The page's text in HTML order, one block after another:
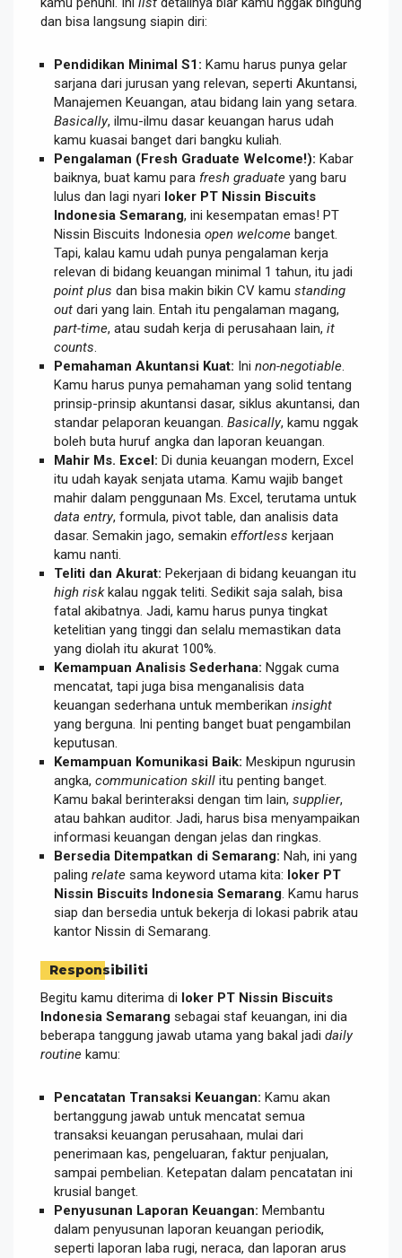
dan bisa langsung siapin diri:
Pendidikan Minimal S1: Kamu harus punya gelar
sarjana dari jurusan yang relevan, seperti Akuntansi,
Manajemen Keuangan, atau bidang lain yang setara.
Basically, ilmu-ilmu dasar keuangan harus udah
kamu kuasai banget dari bangku kuliah.
Pengalaman (Fresh Graduate Welcome!): Kabar
baiknya, buat kamu para fresh graduate yang baru
lulus dan lagi nyari loker PT Nissin Biscuits
Indonesia Semarang, ini kesempatan emas! PT
Nissin Biscuits Indonesia open welcome banget.
Tapi, kalau kamu udah punya pengalaman kerja
relevan di bidang keuangan minimal 1 tahun, itu jadi
point plus dan bisa makin bikin CV kamu standing
out dari yang lain. Entah itu pengalaman magang,
part-time, atau sudah kerja di perusahaan lain, it
counts
Pemahaman Akuntansi Kuat: Ini non-negotiable
Kamu harus punya pemahaman yang solid tentang
prinsip-prinsip akuntansi dasar, siklus akuntansi, dan
standar pelaporan keuangan. Basically, kamu nggak
boleh buta huruf angka dan laporan keuangan.
Mahir Ms. Excel: Di dunia keuangan modern, Excel
itu udah kayak senjata utama. Kamu wajib banget
mahir dalam penggunaan Ms. Excel, terutama untuk
data entry, formula, pivot table, dan analisis data
dasar. Semakin jago, semakin effortless kerjaan
kamu nanti.
Teliti dan Akurat: Pekerjaan di bidang keuangan itu
high riskkalau nggak teliti. Sedikit saja salah, bisa
fatal akibatnya. Jadi, kamu harus punya tingkat
ketelitian yang tinggi dan selalu memastikan data
yang diolah itu akurat 100%.
Kemampuan Analisis Sederhana: Nggak cuma
mencatat, tapi juga bisa menganalisis data
keuangan sederhana untuk memberikan insight
yang berguna. Ini penting banget buat pengambilan
keputusan.
Kemampuan Komunikasi Baik: Meskipun ngurusin
angka, communication skill itu penting banget.
Kamu bakal berinteraksi dengan tim lain, supplier,
atau bahkan auditor. Jadi, harus bisa menyampaikan
informasi keuangan dengan jelas dan ringkas.
Bersedia Ditempatkan di Semarang: Nah, ini yang
paling relate sama keyword utama kita: loker PT
Nissin Biscuits Indonesia Semarang . Kamu harus
siap dan bersedia untuk bekerja di lokasi pabrik atau
kantor Nissin di Semarang.
Responsibiliti
Begitu kamu diterima di loker PT Nissin Biscuits
Indonesia Semarang sebagai staf keuangan, ini dia
beberapa tanggung jawab utama yang bakal jadi daily
routine kamu:
Pencatatan Transaksi Keuangan: Kamu akan
bertanggung jawab untuk mencatat semua
transaksi keuangan perusahaan, mulai dari
penerimaan kas, pengeluaran, faktur penjualan,
sampai pembelian. Ketepatan dalam pencatatan ini
krusial banget.
Penyusunan Laporan Keuangan: Membantu
dalam penyusunan laporan keuangan periodik,
seperti laporan laba rugi, neraca, dan laporan arus